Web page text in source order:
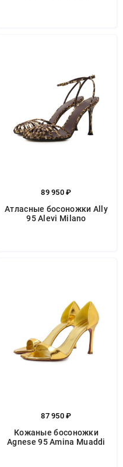
89 950 ₽
Атласные босоножки Ally
95 Alevi Milano
87 950 ₽
Кожаные босоножки
Agnese 95 Amina Muaddi